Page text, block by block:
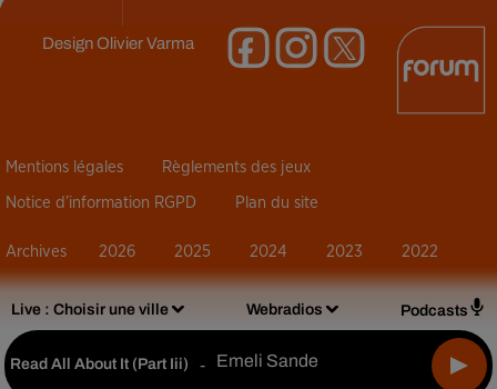
Live : Choisir une ville Webradios Podcasts
Read All About It (part Iii) - Emeli Sande
DesignOlivier Varma
Mentions légales Règlements des jeux
Notice d’information RGPD Plan du site
Archives 2026 2025 2024 2023 2022